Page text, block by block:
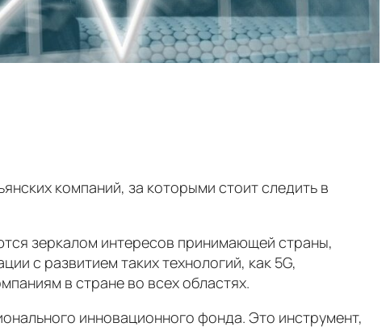
компаний, за которыми стоит следить в
зеркалом интересов принимающей страны,
с развитием таких технологий, как 5G,
в стране во всех областях.
инновационного фонда. Это инструмент,